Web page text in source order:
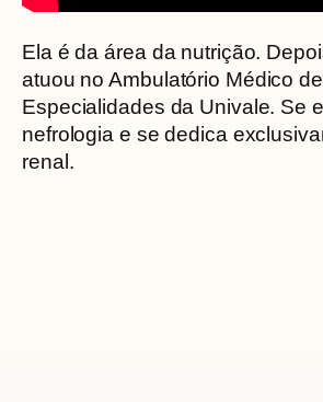
Ela é da área da nutrição.
atuou no Ambulatório Médico de
Especialidades da Univale. Se
nefrologia e se dedica
renal.